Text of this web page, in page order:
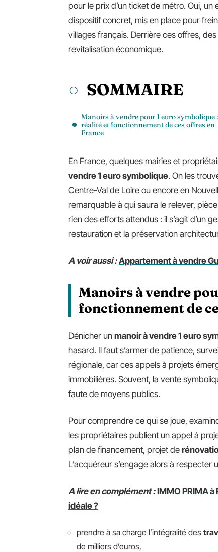
pour le prix d’un ticket de métro. Oui, un
dispositif concret, mis en place pour
villages français. Derrière ces offres,
revitalisation économique.
SOMMAIRE
Manoirs à vendre pour 1 euro symbolique :
réalité et fonctionnement de ces offres en
France
En France, quelques mairies et
vendre 1 euro symbolique. On les
Centre-Val de Loire ou encore en
remarquable à qui saura le relever,
rien des efforts attendus : il s’agit d’un
restauration et la préservation
A voir aussi : Appartement à vendre
Manoirs à vendre
fonctionnement de
Dénicher un manoir à vendre 1 euro
hasard. Il faut s’armer de patience,
régionale, car ces appels à projets
immobilières. Souvent, la vente
faute de moyens publics.
Pour comprendre ce qui se joue,
les propriétaires publient un appel à
plan de financement, projet de
L’acquéreur s’engage alors à
A lire en complément : IMMO PRIMA
idéale ?
prendre à sa charge l’intégralité des
de milliers d’euros,